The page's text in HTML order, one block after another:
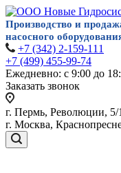
Производство и
насосного
+7 (342) 2-159-111
+7 (499) 455-99-74
Ежедневно: с 9:00 до
Заказать звонок
г. Пермь, Революции, 5/1
г. Москва,